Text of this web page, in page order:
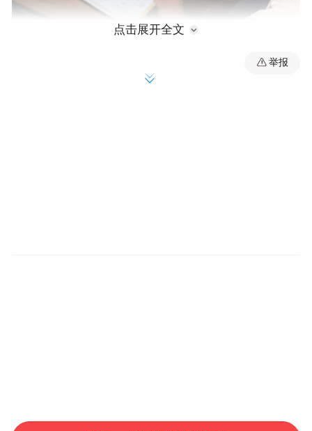
常年戴脚链脚踝已开始萎缩（摄影朱振南）
点击展开全文
举报